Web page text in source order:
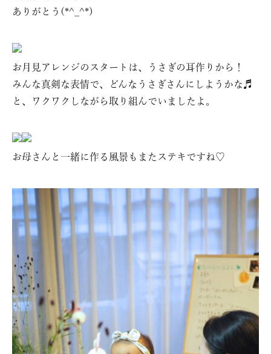
ありがとう(*^_^*)
お月見アレンジのスタートは、うさぎの耳作りから！
みんな真剣な表情で、どんなうさぎさんにしようかな♬
と、ワクワクしながら取り組んでいましたよ。
お母さんと一緒に作る風景もまたステキですね♡